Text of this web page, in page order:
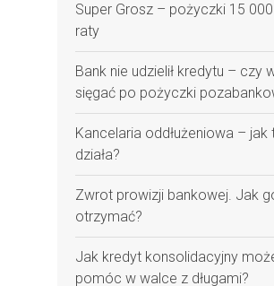
Super Grosz – pożyczki 15 000
raty
Bank nie udzielił kredytu – czy
sięgać po pożyczki
Kancelaria oddłużeniowa – jak
działa?
Zwrot prowizji bankowej. Jak
otrzymać?
Jak kredyt konsolidacyjny
pomóc w walce z długami?